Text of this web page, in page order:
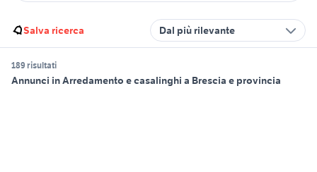
Salva ricerca Dal più rilevante
189 risultati
Annunci in Arredamento e casalinghi a Brescia e provincia